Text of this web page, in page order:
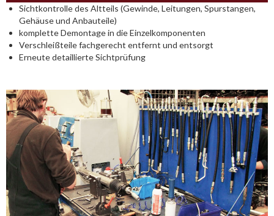
Sichtkontrolle des Altteils (Gewinde, Leitungen, Spurstangen,
Gehäuse und Anbauteile)
komplette Demontage in die Einzelkomponenten
Verschleißteile fachgerecht entfernt und entsorgt
Erneute detaillierte Sichtprüfung